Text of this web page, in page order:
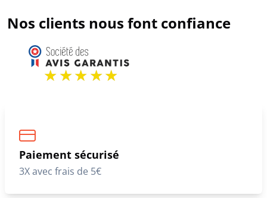
Nos clients nous font confiance
Paiement sécurisé
3X avec frais de 5€